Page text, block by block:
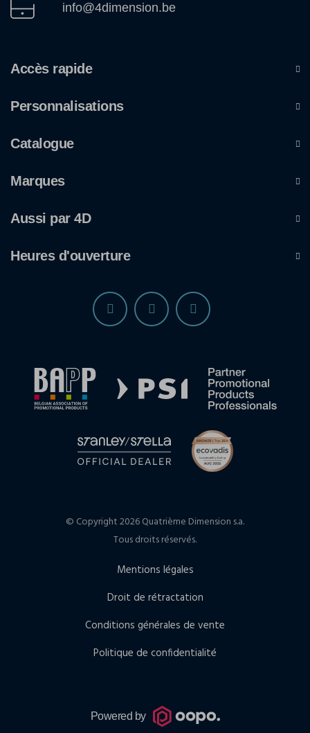
info@4dimension.be
Accès rapide
Personnalisations
Catalogue
Marques
Aussi par 4D
Heures d'ouverture
© Copyright 2026 Quatrième Dimension s.a.
Tous droits réservés.
Mentions légales
Droit de rétractation
Conditions générales de vente
Politique de confidentialité
Powered by